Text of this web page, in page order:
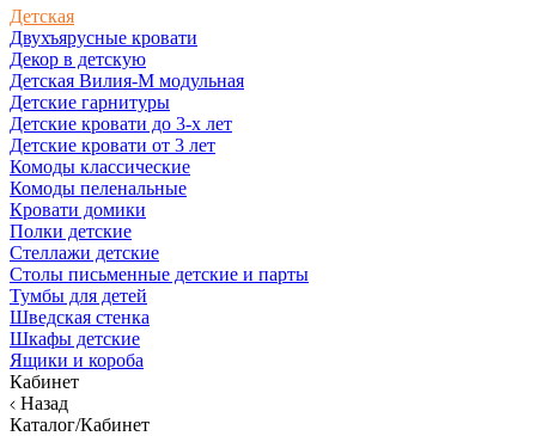
Детская
Двухъярусные кровати
Декор в детскую
Детская Вилия-М модульная
Детские гарнитуры
Детские кровати до 3-х лет
Детские кровати от 3 лет
Комоды классические
Комоды пеленальные
Кровати домики
Полки детские
Стеллажи детские
Столы письменные детские и парты
Тумбы для детей
Шведская стенка
Шкафы детские
Ящики и короба
Кабинет
Назад
Каталог/Кабинет